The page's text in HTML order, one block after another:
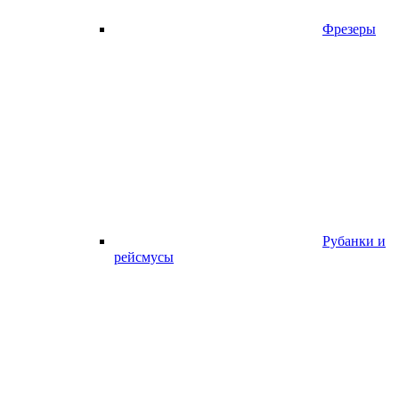
Фрезеры
Рубанки и
рейсмусы